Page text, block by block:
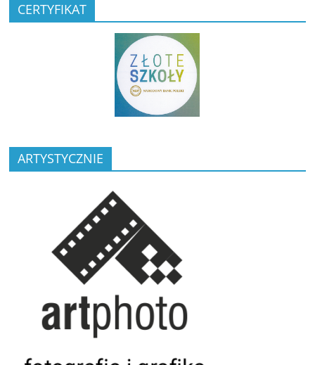
CERTYFIKAT
ARTYSTYCZNIE